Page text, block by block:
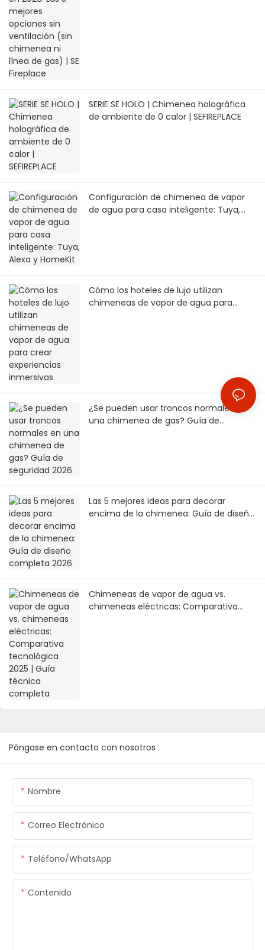
SERIE SE HOLO | Chimenea holográfica
de ambiente de 0 calor | SEFIREPLACE
Configuración de chimenea de vapor
de agua para casa inteligente: Tuya,
Cómo los hoteles de lujo utilizan
chimeneas de vapor de agua para
¿Se pueden usar troncos normales en
una chimenea de gas? Guía de
Las 5 mejores ideas para decorar
encima de la chimenea: Guía de diseño
Chimeneas de vapor de agua vs.
chimeneas eléctricas: Comparativa
Póngase en contacto con nosotros
Nombre
Correo Electrónico
Teléfono/WhatsApp
Contenido